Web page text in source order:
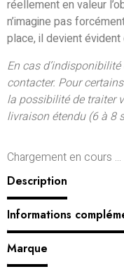
réellement en valeur
n’imagine pas
place, il devient
En cas
contacter. Pour
la possibilité de traiter
livraison étendu (6 à 8
Chargement en cours ...
Description
Informations
Marque